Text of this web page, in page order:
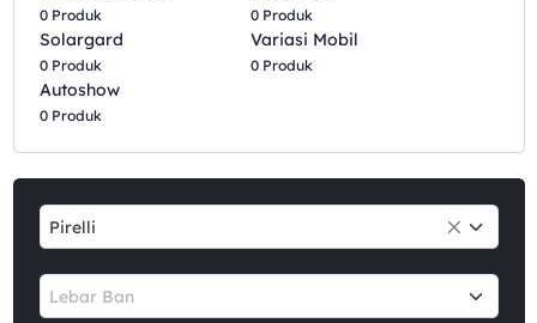
0 Produk 0 Produk
Solargard
0 Produk
Variasi Mobil
0 Produk
Autoshow
0 Produk
Pirelli
Lebar Ban